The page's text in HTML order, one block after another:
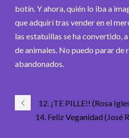
botín. Y ahora, quién lo iba a
que adquirí tras vender en el
las estatuillas se ha convertido,
de animales. No puedo parar de
abandonados.
12. ¡TE PILLE!! (Rosa
14. Feliz Veganidad (José